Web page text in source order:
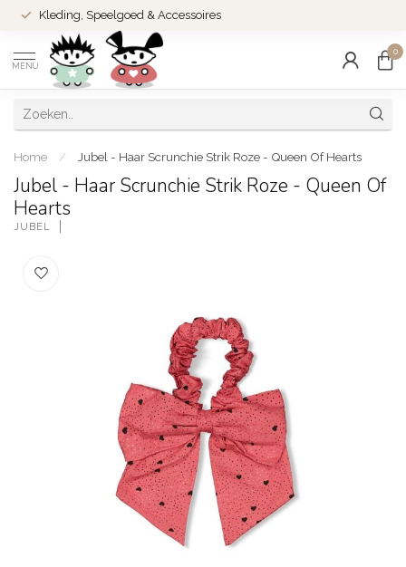
Kleding, Speelgoed & Accessoires
MENU
0
Home / Jubel - Haar Scrunchie Strik Roze - Queen Of Hearts
Jubel - Haar Scrunchie Strik Roze - Queen Of
Hearts
JUBEL